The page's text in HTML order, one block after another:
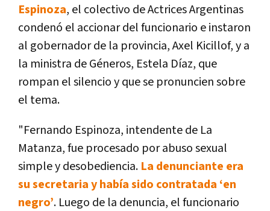
Espinoza, el colectivo de Actrices Argentinas
condenó el accionar del funcionario e instaron
al gobernador de la provincia, Axel Kicillof, y a
la ministra de Géneros, Estela Díaz, que
rompan el silencio y que se pronuncien sobre
el tema.
"Fernando Espinoza, intendente de La
Matanza, fue procesado por abuso sexual
simple y desobediencia. La denunciante era
su secretaria y había sido contratada ‘en
negro’. Luego de la denuncia, el funcionario